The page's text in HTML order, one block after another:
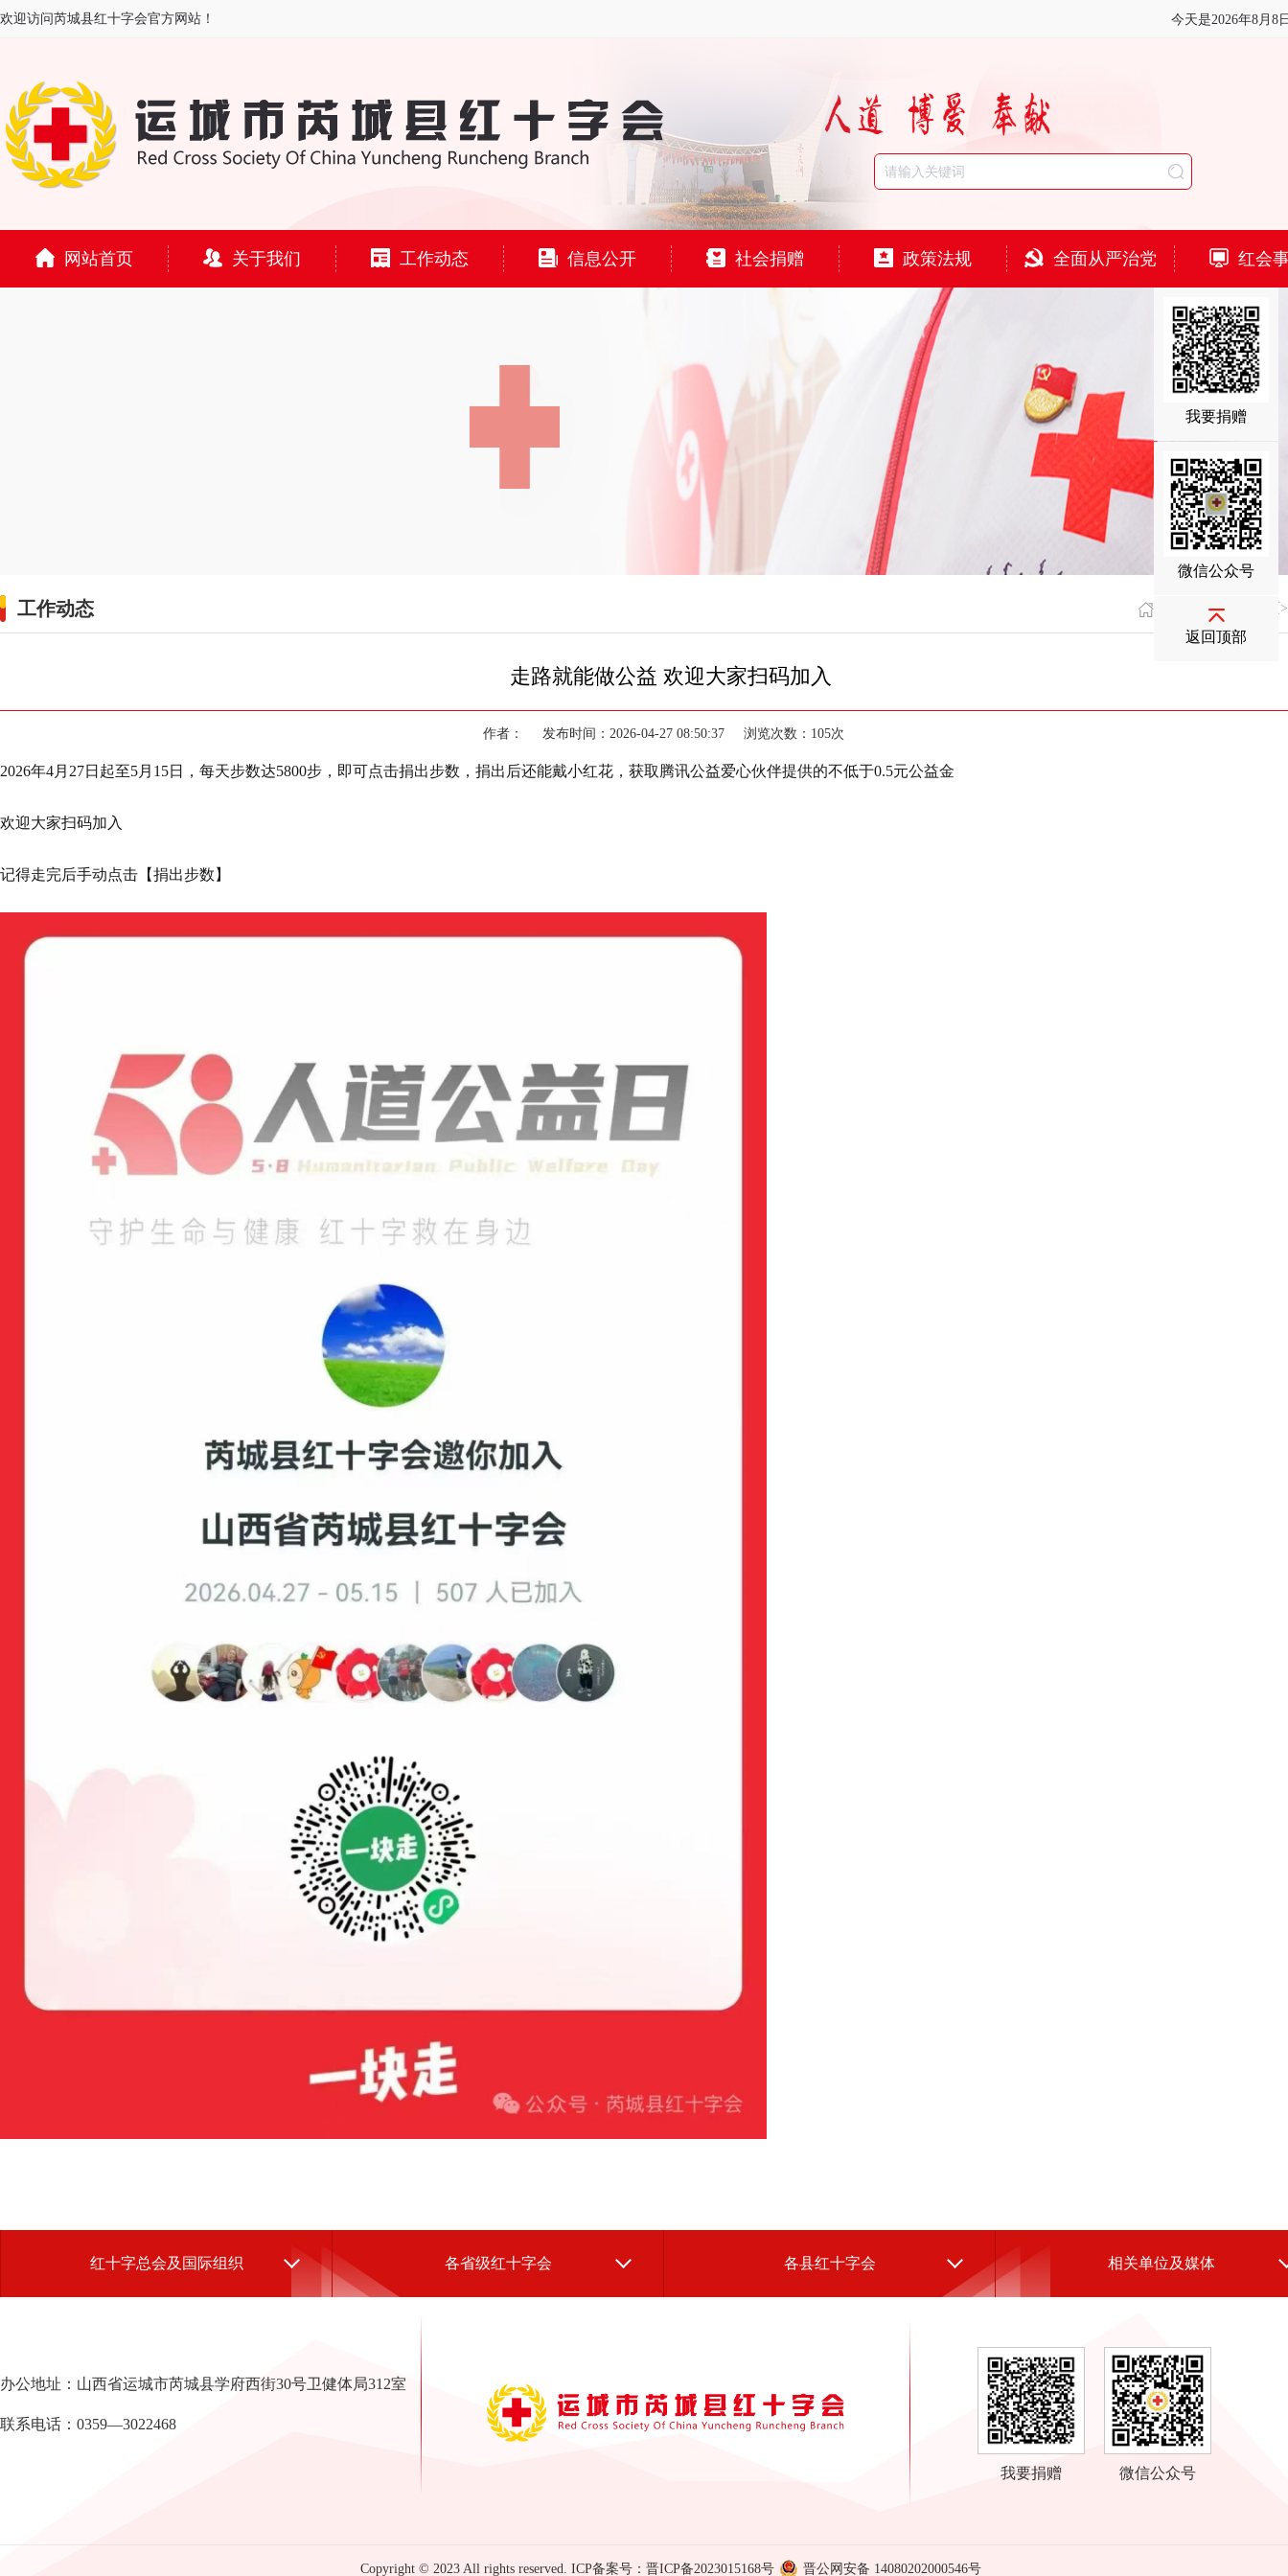
欢迎访问芮城县红十字会官方网站！ 今天是2026年8月8
网站首页 关于我们 工作动态 信息公开 社会捐赠 政策法规 全面从严治党 红会
工作动态 您现在的位置： >
走路就能做公益 欢迎大家扫码加入
作者： 发布时间：2026-04-27 08:50:37 浏览次数：105次
2026年4月27日起至5月15日，每天步数达5800步，即可点击捐出步数，捐出后还能戴小红花，获取腾讯公益爱心伙伴提供的不低于0.5元公益金
欢迎大家扫码加入
记得走完后手动点击【捐出步数】
红十字总会及国际组织 各省级红十字会 各县红十字会 相关单位及媒体
办公地址：山西省运城市芮城县学府西街30号卫健体局312室
联系电话：0359—3022468
我要捐赠 微信公众号
Copyright © 2023 All rights reserved. ICP备案号：晋ICP备2023015168号 晋公网安备 14080202000546号
我要捐赠
微信公众号
返回顶部